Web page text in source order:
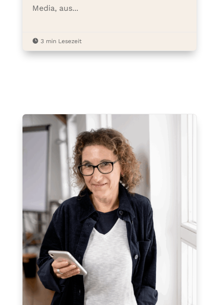
Media, aus...
 3 min Lesezeit